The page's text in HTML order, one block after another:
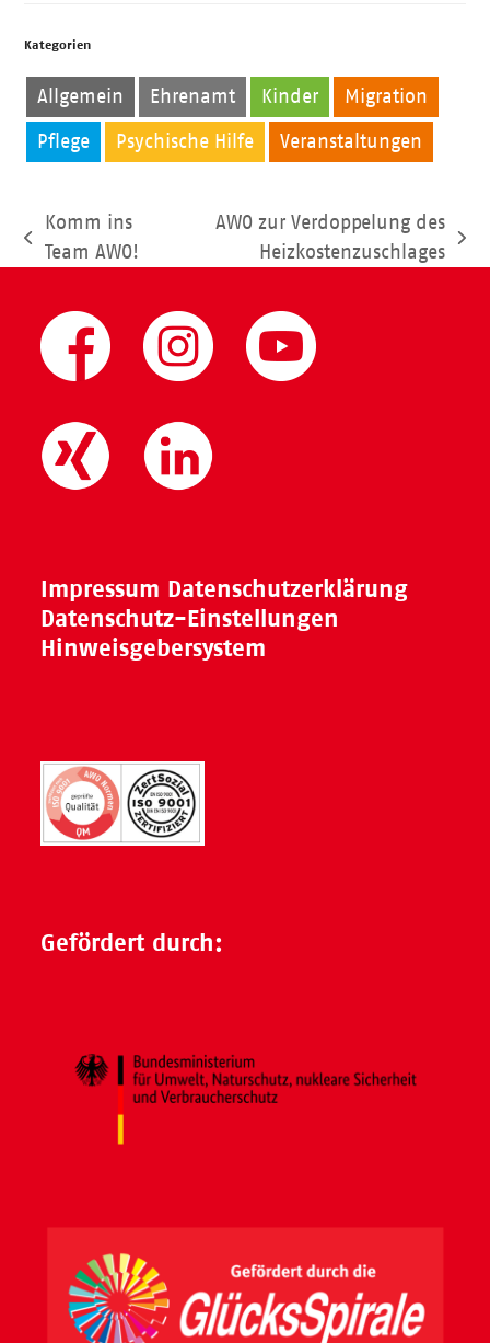
Kategorien
Allgemein Ehrenamt Kinder Migration
Pflege Psychische Hilfe Veranstaltungen
vorheriger
Komm ins
Team AWO!
AWO zur Verdoppelung des
Heizkostenzuschlages
Impressum Datenschutzerklärung
Datenschutz-Einstellungen
Hinweisgebersystem
Gefördert durch: